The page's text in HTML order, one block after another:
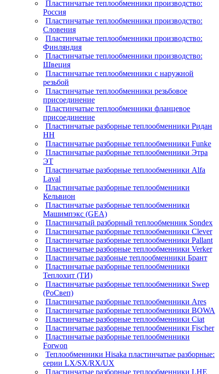
Пластинчатые теплообменники производство:
Россия
Пластинчатые теплообменники производство:
Словения
Пластинчатые теплообменники производство:
Финляндия
Пластинчатые теплообменники производство:
Швеция
Пластинчатые теплообменники с наружной
резьбой
Пластинчатые теплообменники резьбовое
присоединение
Пластинчатые теплообменники фланцевое
присоединение
Пластинчатые разборные теплообменники Ридан
НН
Пластинчатые разборные теплообменники Funke
Пластинчатые разборные теплообменники Этра
ЭТ
Пластинчатые разборные теплообменники Alfa
Laval
Пластинчатые разборные теплообменники
Кельвион
Пластинчатые разборные теплообменники
Машимпэкс (GEA)
Пластинчатый разборный теплообменник Sondex
Пластинчатые разборные теплообменники Clever
Пластинчатые разборные теплообменники Pallant
Пластинчатые разборные теплообменники Verker
Пластинчатые разбоные теплообменники Брант
Пластинчатые разборные теплообменники
Теплохит (ТИ)
Пластинчатые разборные теплообменники Swep
(РоСвеп)
Пластинчатые разборные теплообменники Ares
Пластинчатые разборные теплообменники BOWA
Пластинчатые разборные теплообменники Ciat
Пластинчатые разборные теплообменники Fischer
Пластинчатые разборные теплообменники
Forwon
Теплообменники Hisaka пластинчатые разборные:
серии LX/SX/RX/UX
Пластинчатые разборные теплообменники LHE